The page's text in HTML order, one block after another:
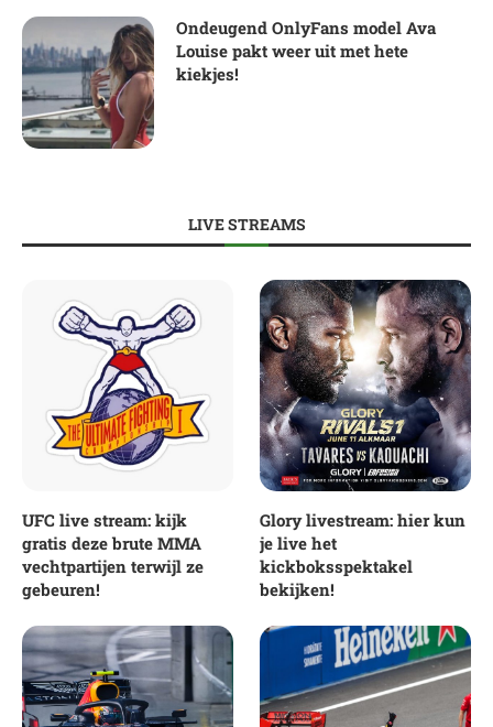
Ondeugend OnlyFans model Ava
Louise pakt weer uit met hete
kiekjes!
LIVE STREAMS
UFC live stream: kijk
gratis deze brute MMA
vechtpartijen terwijl ze
gebeuren!
Glory livestream: hier kun
je live het
kickboksspektakel
bekijken!